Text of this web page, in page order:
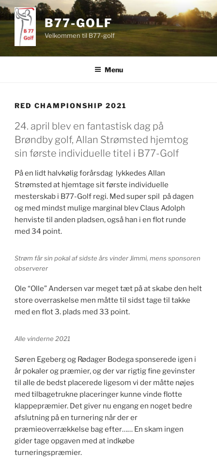
Videre
indhold
B77-GOLF
Velkommen til B77-golf
Menu
RED CHAMPIONSHIP 2021
24. april blev en fantastisk dag på
Brøndby golf, Allan Strømsted hjemtog
sin første individuelle titel i B77-Golf
På en lidt halvkølig forårsdag lykkedes Allan
Strømsted at hjemtage sit første individuelle
mesterskab i B77-Golf regi. Med super spil på dagen
og med mindst mulige marginal blev Claus Adolph
henviste til anden pladsen, også han i en flot runde
med 34 point.
Strøm får sin pokal af sidste års vinder Jimmi, mens sponsoren
observerer
Ole “Olle” Andersen var meget tæt på at skabe den helt
store overraskelse men måtte til sidst tage til takke
med en flot 3. plads med 33 point.
Alle vinderne 2021
Søren Egeberg og Rødager Bodega sponserede igen i
år pokaler og præmier, og der var rigtig fine gevinster
til alle de bedst placerede ligesom vi der måtte nøjes
med tilbagetrukne placeringer kunne vinde flotte
klappepræmier. Det giver nu engang en noget bedre
afslutning på en turnering når der er
præmieoverrækkelse bag efter…… En skam ingen
gider tage opgaven med at indkøbe
turneringspræmier.